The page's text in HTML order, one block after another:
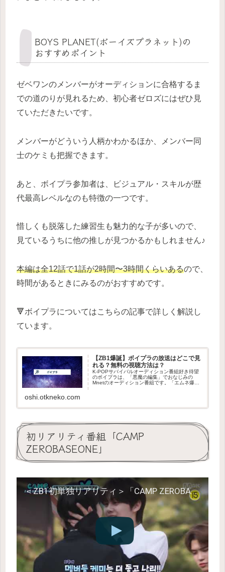
BOYS PLANET(ボーイズプラネット)の
おすすめポイント
ゼベワンのメンバーがオーディションに合格するま
での道のりが見れるため、初心者ゼロズにはぜひ見
ていただきたいです。
メンバーがどういう人柄かわかるほか、メンバー同
士のケミも把握できます。
あと、ボイプラ参加者は、ビジュアル・スキルが歴
代最高レベルなのも特徴の一つです。
惜しくも脱落した練習生も魅力的な子が多いので、
見ているうちに他の推しが見つかるかもしれません♪
本編は全12話で1話が2時間〜3時間くらいあるので、
時間があるときにみるのがおすすめです。
🔻ボイプラについてはこちらの記事で詳しく解説し
ています。
【ZB1爆誕】ボイプラの放送はどこで見
れる？無料の視聴方法は？
K-POPサバイバルオーディション番組好き待望
のボイプラは、「悪魔の編集」でおなじみの
Mnetのオーディション番組です。「エムネ爆発
oshi.otkneko.com
初リアリティ番組「CAMP
ZEROBASEONE」
＜ZB1初単独リアリティ＞「CAMP ZEROBASEONE」6/22(木)20:50～日韓同時放送・配信決定！